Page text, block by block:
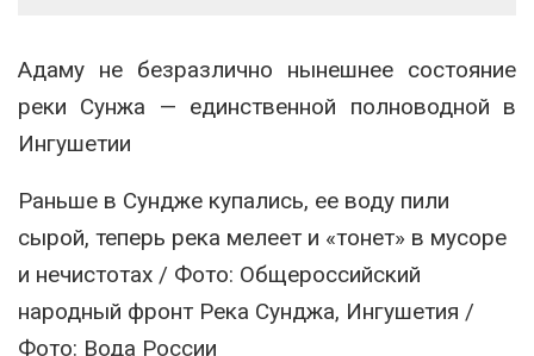
Адаму не безразлично нынешнее состояние
реки Сунжа — единственной полноводной в
Ингушетии
Раньше в Сундже купались, ее воду пили
сырой, теперь река мелеет и «тонет» в мусоре
и нечистотах / Фото: Общероссийский
народный фронт Река Сунджа, Ингушетия /
Фото: Вода России